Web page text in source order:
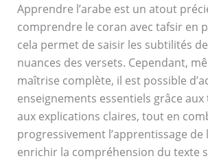
Apprendre l’arabe est un atout
comprendre le coran avec tafsir en
cela permet de saisir les subtilités
nuances des versets. Cependant,
maîtrise complète, il est possible
enseignements essentiels grâce
aux explications claires, tout en
progressivement l’apprentissage de
enrichir la compréhension du texte